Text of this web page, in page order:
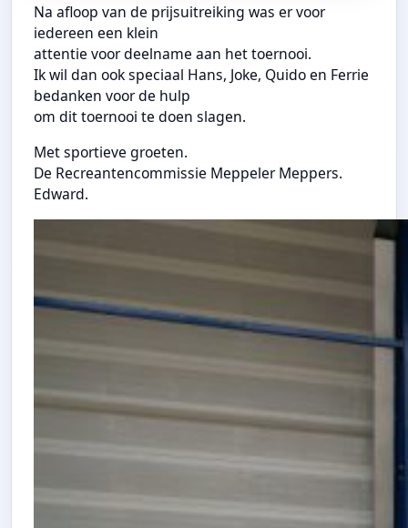
Na afloop van de prijsuitreiking was er voor
iedereen een klein
attentie voor deelname aan het toernooi.
Ik wil dan ook speciaal Hans, Joke, Quido en Ferrie
bedanken voor de hulp
om dit toernooi te doen slagen.
Met sportieve groeten.
De Recreantencommissie Meppeler Meppers.
Edward.